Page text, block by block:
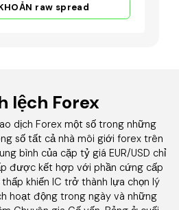
raw spread
lệch Forex
dịch Forex một số trong những
số tất cả nhà môi giới forex trên
bình của cặp tỷ giá EUR/USD chỉ
được kết hợp với phần cứng cấp
khiến IC trở thành lựa chọn lý
hoạt động trong ngày và những